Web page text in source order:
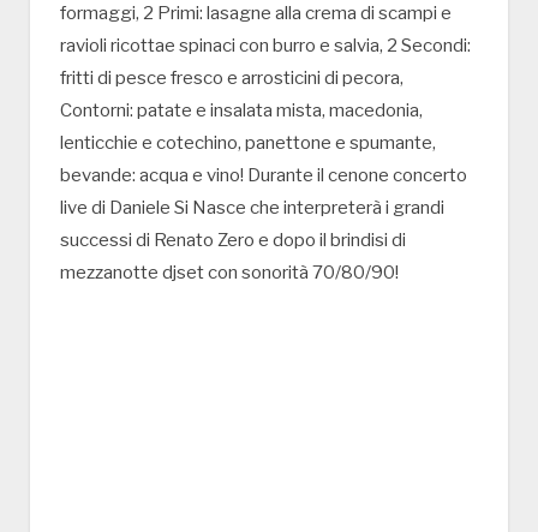
formaggi, 2 Primi: lasagne alla crema di scampi e
ravioli ricottae spinaci con burro e salvia, 2 Secondi:
fritti di pesce fresco e arrosticini di pecora,
Contorni: patate e insalata mista, macedonia,
lenticchie e cotechino, panettone e spumante,
bevande: acqua e vino! Durante il cenone concerto
live di Daniele Si Nasce che interpreterà i grandi
successi di Renato Zero e dopo il brindisi di
mezzanotte djset con sonorità 70/80/90!